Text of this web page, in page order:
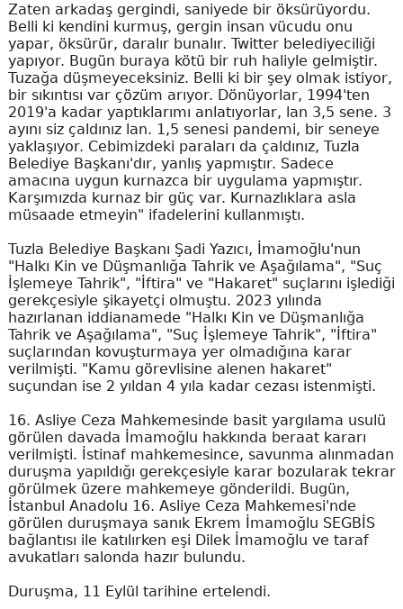
Zaten arkadaş gergindi, saniyede bir öksürüyordu.
Belli ki kendini kurmuş, gergin insan vücudu onu
yapar, öksürür, daralır bunalır. Twitter belediyeciliği
yapıyor. Bugün buraya kötü bir ruh haliyle gelmiştir.
Tuzağa düşmeyeceksiniz. Belli ki bir şey olmak istiyor,
bir sıkıntısı var çözüm arıyor. Dönüyorlar, 1994'ten
2019'a kadar yaptıklarımı anlatıyorlar, lan 3,5 sene. 3
ayını siz çaldınız lan. 1,5 senesi pandemi, bir seneye
yaklaşıyor. Cebimizdeki paraları da çaldınız, Tuzla
Belediye Başkanı'dır, yanlış yapmıştır. Sadece
amacına uygun kurnazca bir uygulama yapmıştır.
Karşımızda kurnaz bir güç var. Kurnazlıklara asla
müsaade etmeyin" ifadelerini kullanmıştı.
Tuzla Belediye Başkanı Şadi Yazıcı, İmamoğlu'nun
"Halkı Kin ve Düşmanlığa Tahrik ve Aşağılama", "Suç
İşlemeye Tahrik", "İftira" ve "Hakaret" suçlarını işlediği
gerekçesiyle şikayetçi olmuştu. 2023 yılında
hazırlanan iddianamede "Halkı Kin ve Düşmanlığa
Tahrik ve Aşağılama", "Suç İşlemeye Tahrik", "İftira"
suçlarından kovuşturmaya yer olmadığına karar
verilmişti. "Kamu görevlisine alenen hakaret"
suçundan ise 2 yıldan 4 yıla kadar cezası istenmişti.
16. Asliye Ceza Mahkemesinde basit yargılama usulü
görülen davada İmamoğlu hakkında beraat kararı
verilmişti. İstinaf mahkemesince, savunma alınmadan
duruşma yapıldığı gerekçesiyle karar bozularak tekrar
görülmek üzere mahkemeye gönderildi. Bugün,
İstanbul Anadolu 16. Asliye Ceza Mahkemesi'nde
görülen duruşmaya sanık Ekrem İmamoğlu SEGBİS
bağlantısı ile katılırken eşi Dilek İmamoğlu ve taraf
avukatları salonda hazır bulundu.
Duruşma, 11 Eylül tarihine ertelendi.